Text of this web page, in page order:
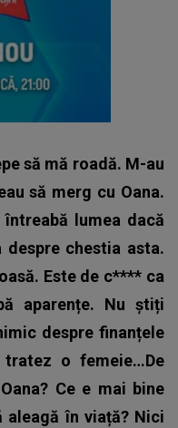
să mă roadă. M-au
să merg cu Oana.
lumea dacă
chestia asta.
Este de c**** ca
aparențe. Nu știți
despre finanțele
o femeie…De
Ce e mai bine
aleagă în viață? Nici